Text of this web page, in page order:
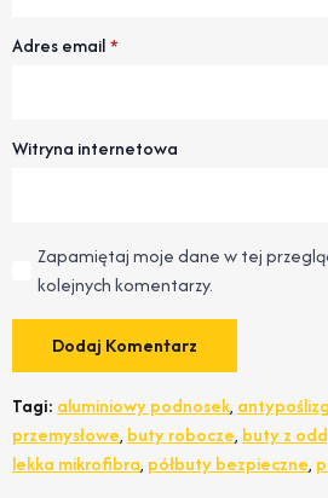
Adres email*
Witryna internetowa
Zapamiętaj moje dane w tej
kolejnych komentarzy.
Tagi: aluminiowy podnosek,
przemysłowe, buty robocze, buty z
lekka mikrofibra, półbuty bezpieczne,